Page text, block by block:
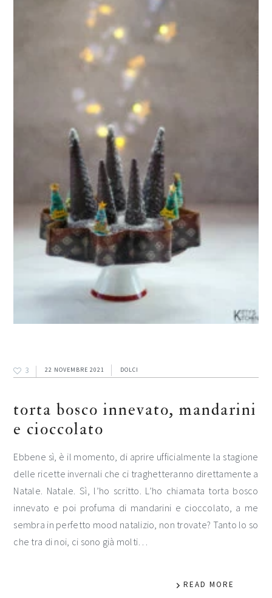
3 22 NOVEMBRE 2021 DOLCI
torta bosco innevato, mandarini
e cioccolato
Ebbene sì, è il momento, di aprire ufficialmente la stagione
delle ricette invernali che ci traghetteranno direttamente a
Natale. Natale. Sì, l’ho scritto. L’ho chiamata torta bosco
innevato e poi profuma di mandarini e cioccolato, a me
sembra in perfetto mood natalizio, non trovate? Tanto lo so
che tra di noi, ci sono già molti…
READ MORE